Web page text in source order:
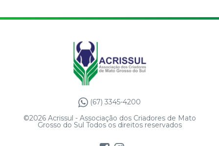
(67) 3345-4200
©2026 Acrissul - Associação dos Criadores de Mato
Grosso do Sul Todos os direitos reservados